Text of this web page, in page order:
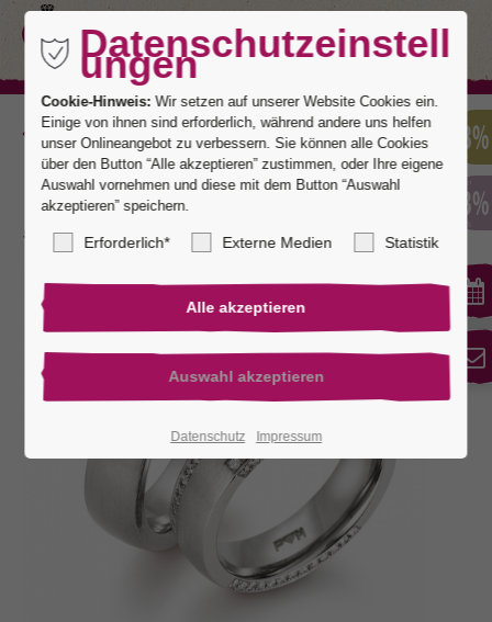
Zurück
Bonn 1
Datenschutzeinstell
ungen
Cookie-Hinweis: Wir setzen auf unserer Website Cookies ein.
Einige von ihnen sind erforderlich, während andere uns helfen
unser Onlineangebot zu verbessern. Sie können alle Cookies
über den Button “Alle akzeptieren” zustimmen, oder Ihre eigene
Auswahl vornehmen und diese mit dem Button “Auswahl
akzeptieren” speichern.
Erforderlich* Externe Medien Statistik
Datenschutz Impressum